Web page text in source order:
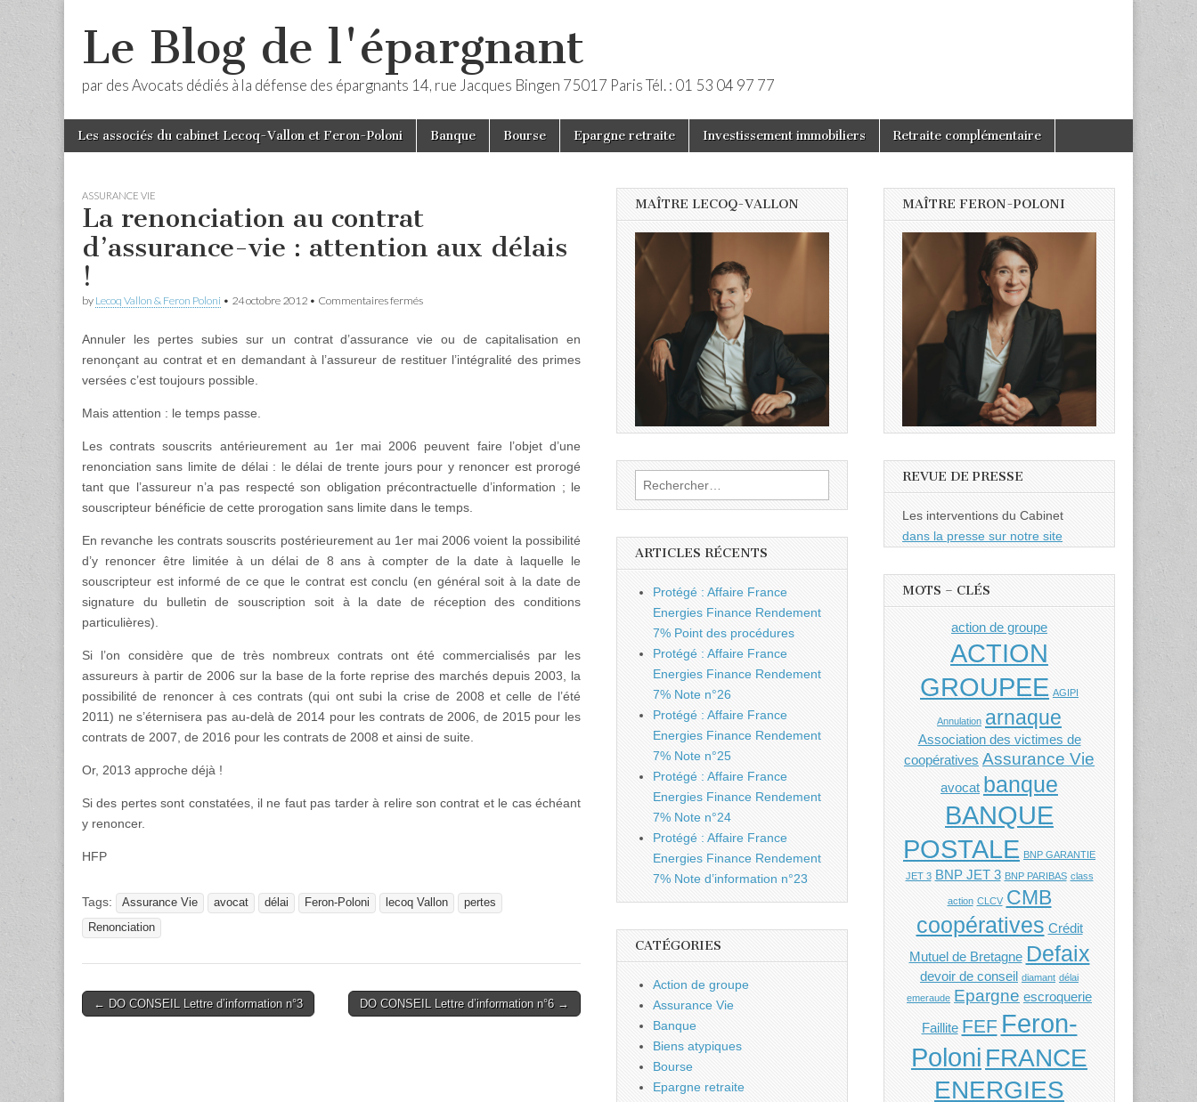
Le Blog de l'épargnant
par des Avocats dédiés à la défense des épargnants 14, rue Jacques Bingen 75017 Paris Tél. : 01 53 04 97 77
Main
menu
Skip
Les associés du cabinet Lecoq-Vallon et Feron-Poloni Banque Bourse Epargne retraite Investissement immobiliers Retraite complémentaire
ASSURANCE VIE
La renonciation au contrat
d’assurance-vie : attention aux délais
!
by Lecoq Vallon & Feron Poloni • 24 octobre 2012 • Commentaires ferméssur
au
contrat
d’assurance-
délais
!
Annuler les pertes subies sur un contrat d’assurance vie ou de capitalisation en
renonçant au contrat et en demandant à l’assureur de restituer l’intégralité des primes
versées c’est toujours possible.
Mais attention : le temps passe.
Les contrats souscrits antérieurement au 1er mai 2006 peuvent faire l’objet d’une
renonciation sans limite de délai : le délai de trente jours pour y renoncer est prorogé
tant que l’assureur n’a pas respecté son obligation précontractuelle d’information ; le
souscripteur bénéficie de cette prorogation sans limite dans le temps.
En revanche les contrats souscrits postérieurement au 1er mai 2006 voient la possibilité
d’y renoncer être limitée à un délai de 8 ans à compter de la date à laquelle le
souscripteur est informé de ce que le contrat est conclu (en général soit à la date de
signature du bulletin de souscription soit à la date de réception des conditions
particulières).
Si l’on considère que de très nombreux contrats ont été commercialisés par les
assureurs à partir de 2006 sur la base de la forte reprise des marchés depuis 2003, la
possibilité de renoncer à ces contrats (qui ont subi la crise de 2008 et celle de l’été
2011) ne s’éternisera pas au-delà de 2014 pour les contrats de 2006, de 2015 pour les
contrats de 2007, de 2016 pour les contrats de 2008 et ainsi de suite.
Or, 2013 approche déjà !
Si des pertes sont constatées, il ne faut pas tarder à relire son contrat et le cas échéant
y renoncer.
HFP
Tags: Assurance Vie avocat délai Feron-Poloni lecoq Vallon
pertes
Renonciation
Post
← DO CONSEIL Lettre d’information n°3 DO CONSEIL Lettre d’information n°6 →
MAÎTRE LECOQ-VALLON
Rechercher :
ARTICLES RÉCENTS
Protégé : Affaire France
Energies Finance Rendement
7% Point des procédures
Protégé : Affaire France
Energies Finance Rendement
7% Note n°26
Protégé : Affaire France
Energies Finance Rendement
7% Note n°25
Protégé : Affaire France
Energies Finance Rendement
7% Note n°24
Protégé : Affaire France
Energies Finance Rendement
7% Note d’information n°23
CATÉGORIES
Action de groupe
Assurance Vie
Banque
Biens atypiques
Bourse
Epargne retraite
MAÎTRE FERON-POLONI
REVUE DE PRESSE
Les interventions du Cabinet
dans la presse sur notre site
MOTS – CLÉS
action de groupe
ACTION
GROUPEE AGIPI
Annulation arnaque
Association des victimes de
coopératives Assurance Vie
avocat banque
BANQUE
POSTALE BNP GARANTIE
JET 3 BNP JET 3 BNP PARIBAS class
action CLCV CMB
coopératives Crédit
Mutuel de Bretagne Defaix
devoir de conseil diamant délai
emeraude Epargne escroquerie
Faillite FEF Feron-
Poloni FRANCE
ENERGIES